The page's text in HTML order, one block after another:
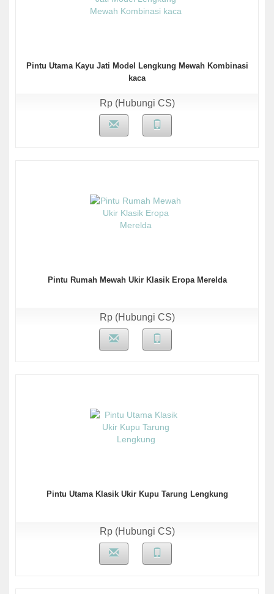
Pintu Utama Kayu Jati Model Lengkung Mewah Kombinasi
kaca
Rp (Hubungi CS)
Pintu Rumah Mewah Ukir Klasik Eropa Merelda
Rp (Hubungi CS)
Pintu Utama Klasik Ukir Kupu Tarung Lengkung
Rp (Hubungi CS)